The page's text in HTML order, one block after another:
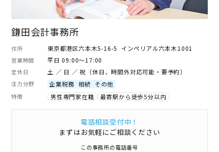
鎌田会計事務所
住所 東京都港区六本木5-16-5 インペリアル六本木1001
営業時間 平日 09:00～17:00
定休日 土 ／ 日 ／ 祝（休日、時間外対応可能・要予約）
注力分野 企業税務 相続 その他
特徴 男性専門家在籍 最寄駅から徒歩5分以内
電話相談受付中！
まずはお気軽にご相談ください
この事務所の電話番号